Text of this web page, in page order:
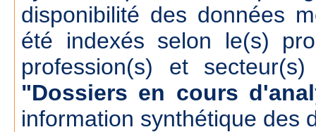
disponibilité des données
été indexés selon le(s)
profession(s) et
"Dossiers en cours
information synthétique des